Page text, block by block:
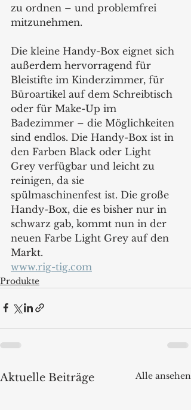
zu ordnen – und problemfrei
mitzunehmen.
Die kleine Handy-Box eignet sich
außerdem hervorragend für
Bleistifte im Kinderzimmer, für
Büroartikel auf dem Schreibtisch
oder für Make-Up im
Badezimmer – die Möglichkeiten
sind endlos. Die Handy-Box ist in
den Farben Black oder Light
Grey verfügbar und leicht zu
reinigen, da sie
spülmaschinenfest ist. Die große
Handy-Box, die es bisher nur in
schwarz gab, kommt nun in der
neuen Farbe Light Grey auf den
Markt.
www.rig-tig.com
Produkte
Aktuelle Beiträge Alle ansehen